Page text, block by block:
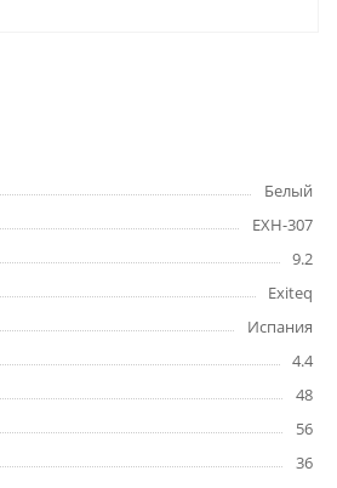
Белый
EXH-307
9.2
Exiteq
Испания
4.4
48
56
36